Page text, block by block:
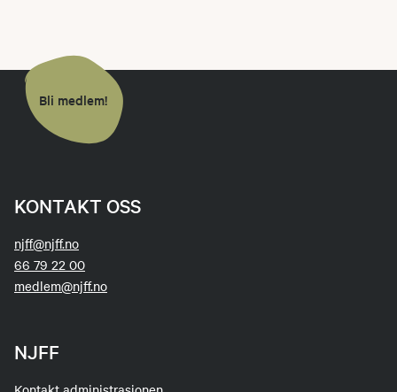
Bli medlem!
KONTAKT OSS
njff@njff.no
66 79 22 00
medlem@njff.no
NJFF